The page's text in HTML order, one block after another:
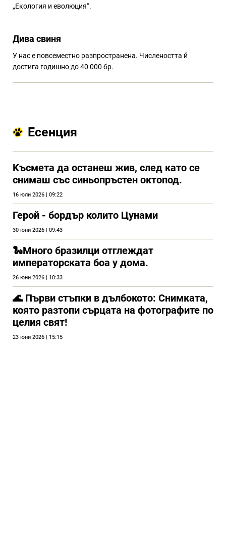
„Екология и еволюция“.
Дива свиня
У нас е повсеместно разпространена. Числеността й
достига годишно до 40 000 бр.
Есенция
Kъсмета да останеш жив, след като се
снимаш със синьопръстен октопод.
16 юли 2026 | 09:22
Герой - бордър колито Цунами
30 юни 2026 | 09:43
🐍Много бразилци отглеждат
императорската боа у дома.
26 юни 2026 | 10:33
🌊 Първи стъпки в дълбокото: Снимката,
която разтопи сърцата на фотографите по
целия свят!
23 юни 2026 | 15:15